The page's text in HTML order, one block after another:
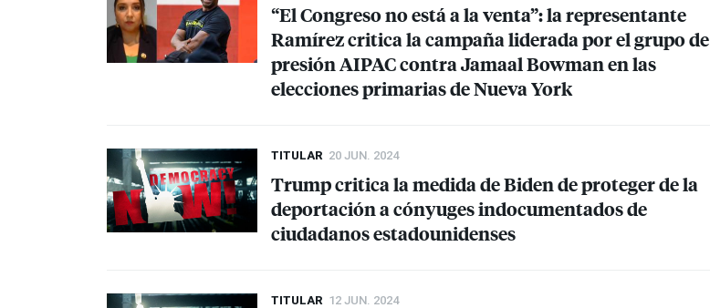
“El Congreso no está a la venta”: la representante
Ramírez critica la campaña liderada por el grupo de
presiónAIPACcontra Jamaal Bowman en las
elecciones primarias de Nueva York
TITULAR 20 JUN. 2024
Trump critica la medida de Biden de proteger de la
deportación a cónyuges indocumentados de
ciudadanos estadounidenses
TITULAR 12 JUN. 2024